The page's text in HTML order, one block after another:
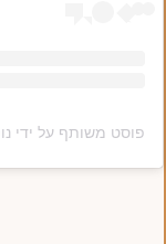
פוסט משותף על ידי ‏‎נופר זוהר | סדנאות בישול אסיאתיות‎‏ (@‏‎nofar_zohar‎‏)